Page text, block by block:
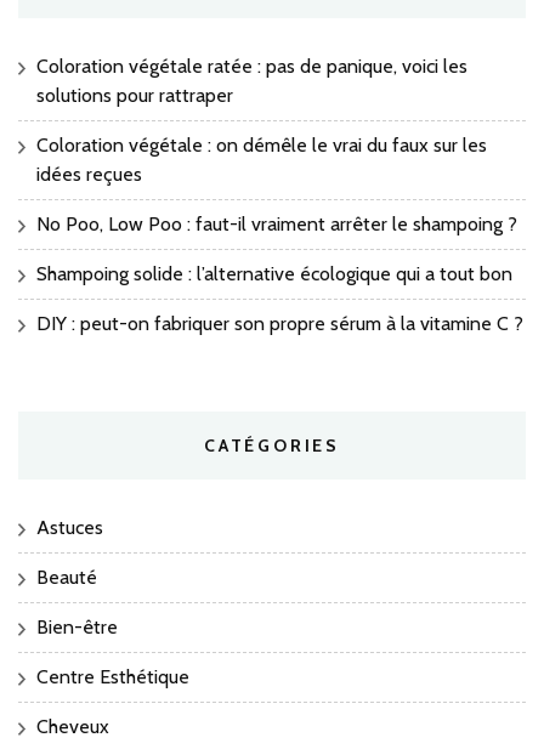
Coloration végétale ratée : pas de panique, voici les
solutions pour rattraper
Coloration végétale : on démêle le vrai du faux sur les
idées reçues
No Poo, Low Poo : faut-il vraiment arrêter le shampoing ?
Shampoing solide : l’alternative écologique qui a tout bon
DIY : peut-on fabriquer son propre sérum à la vitamine C ?
CATÉGORIES
Astuces
Beauté
Bien-être
Centre Esthétique
Cheveux